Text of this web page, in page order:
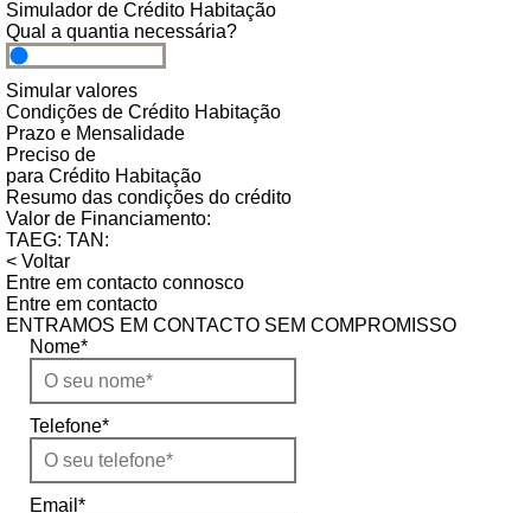
Simulador de Crédito Habitação
Qual a quantia necessária?
Simular valores
Condições de Crédito Habitação
Prazo e Mensalidade
Preciso de
para Crédito Habitação
Resumo das condições do crédito
Valor de Financiamento:
TAEG: TAN:
< Voltar
Entre em contacto connosco
Entre em contacto
ENTRAMOS EM CONTACTO SEM COMPROMISSO
Nome*
Telefone*
Email *